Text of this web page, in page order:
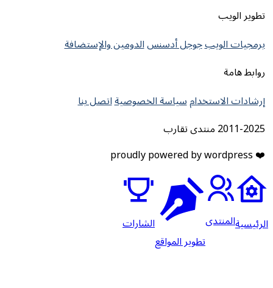
تطوير الويب
برمجيات الويبجوجل أدسنسالدومين والإستضافة
روابط هامة
إرشادات الاستخدامسياسة الخصوصيةاتصل بنا
2011-2025 منتدى تقارب
❤️ proudly powered by wordpress
الرئيسيةالمنتدى
تطوير المواقع
الشارات